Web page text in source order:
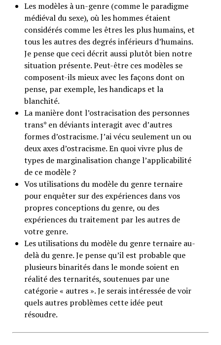
Les modèles à un-genre (comme le paradigme
médiéval du sexe), où les hommes étaient
considérés comme les êtres les plus humains, et
tous les autres des degrés inférieurs d’humains.
Je pense que ceci décrit aussi plutôt bien notre
situation présente. Peut-être ces modèles se
composent-ils mieux avec les façons dont on
pense, par exemple, les handicaps et la
blanchité.
La manière dont l’ostracisation des personnes
trans* en déviants interagit avec d’autres
formes d’ostracisme. J’ai vécu seulement un ou
deux axes d’ostracisme. En quoi vivre plus de
types de marginalisation change l’applicabilité
de ce modèle ?
Vos utilisations du modèle du genre ternaire
pour enquêter sur des expériences dans vos
propres conceptions du genre, ou des
expériences du traitement par les autres de
votre genre.
Les utilisations du modèle du genre ternaire au-
delà du genre. Je pense qu’il est probable que
plusieurs binarités dans le monde soient en
réalité des ternarités, soutenues par une
catégorie « autres ». Je serais intéressée de voir
quels autres problèmes cette idée peut
résoudre.